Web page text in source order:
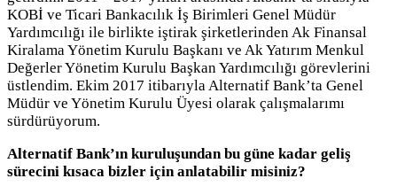
KOBİ ve Ticari Bankacılık İş Birimleri Genel Müdür
Yardımcılığı ile birlikte iştirak şirketlerinden Ak Finansal
Kiralama Yönetim Kurulu Başkanı ve Ak Yatırım Menkul
Değerler Yönetim Kurulu Başkan Yardımcılığı görevlerini
üstlendim. Ekim 2017 itibarıyla Alternatif Bank’ta Genel
Müdür ve Yönetim Kurulu Üyesi olarak çalışmalarımı
sürdürüyorum.
Alternatif Bank’ın kuruluşundan bu güne kadar geliş
sürecini kısaca bizler için anlatabilir misiniz?